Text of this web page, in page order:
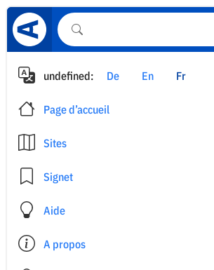
undefined: De En Fr
Page d’accueil
Sites
Signet
Aide
A propos